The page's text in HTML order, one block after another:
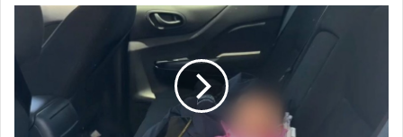
Rescatan
bebé
taxi